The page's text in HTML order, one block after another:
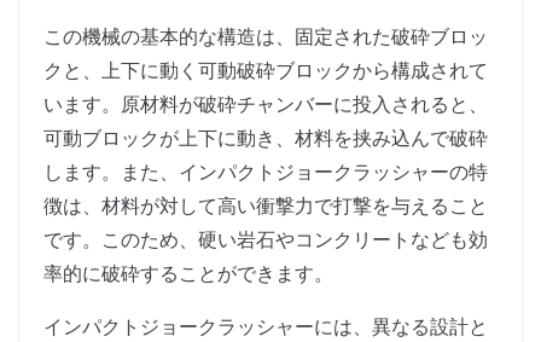
この機械の基本的な構造は、固定された破砕ブロッ
クと、上下に動く可動破砕ブロックから構成されて
います。原材料が破砕チャンバーに投入されると、
可動ブロックが上下に動き、材料を挟み込んで破砕
します。また、インパクトジョークラッシャーの特
徴は、材料が対して高い衝撃力で打撃を与えること
です。このため、硬い岩石やコンクリートなども効
率的に破砕することができます。
インパクトジョークラッシャーには、異なる設計と